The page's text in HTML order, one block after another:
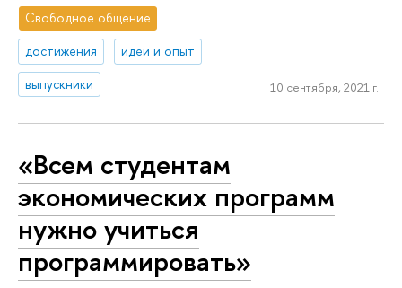
Свободное общение
достижения
идеи и опыт
выпускники
10 сентября, 2021 г.
«Всем студентам
экономических программ
нужно учиться
программировать»